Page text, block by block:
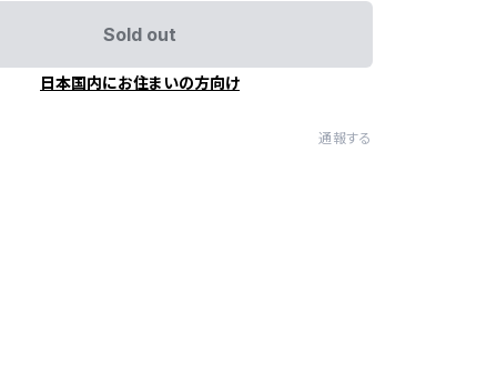
Sold out
日本国内にお住まいの方向け
通報する